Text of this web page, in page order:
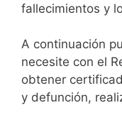
fallecimientos y
A continuación
necesite con el
obtener
y defunción,